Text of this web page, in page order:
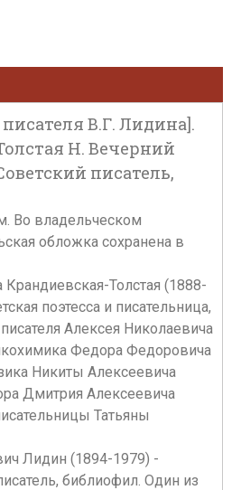
В.Г. Лидина].
Н. Вечерний
писатель,
Во владельческом
обложка сохранена в
Крандиевская-Толстая (1888-
поэтесса и писательница,
Алексея Николаевича
Федора Федоровича
Никиты Алексеевича
Дмитрия Алексеевича
Татьяны
Лидин (1894-1979) -
библиофил. Один из